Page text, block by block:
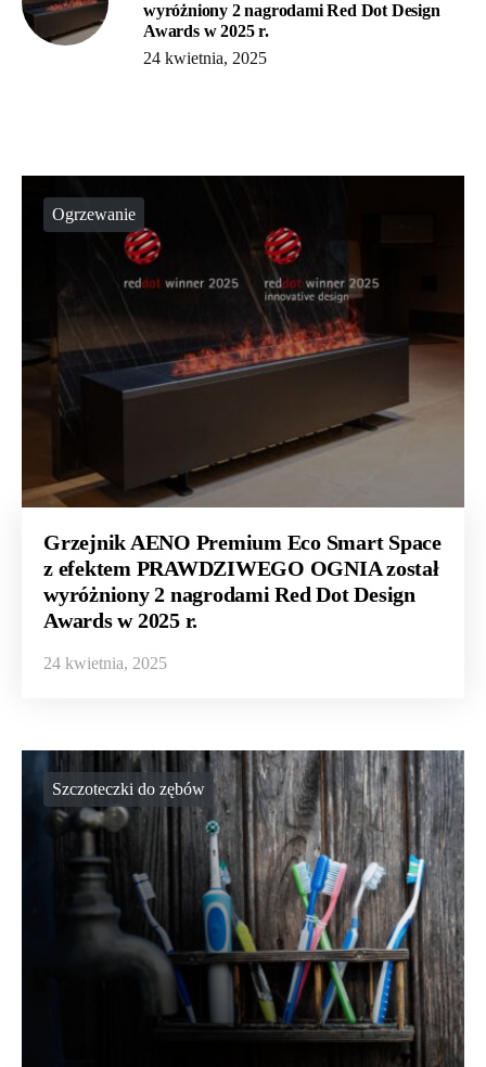
wyróżniony 2 nagrodami Red Dot Design
Awards w 2025 r.
24 kwietnia, 2025
Ogrzewanie
Grzejnik AENO Premium Eco Smart Space
z efektem PRAWDZIWEGO OGNIA został
wyróżniony 2 nagrodami Red Dot Design
Awards w 2025 r.
24 kwietnia, 2025
Szczoteczki do zębów